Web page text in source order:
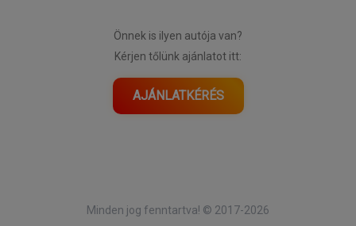
Önnek is ilyen autója van?
Kérjen tőlünk ajánlatot itt:
AJÁNLATKÉRÉS
Minden jog fenntartva! © 2017-2026